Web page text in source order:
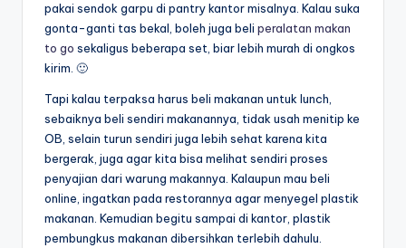
pakai sendok garpu di pantry kantor misalnya. Kalau suka
gonta-ganti tas bekal, boleh juga beli peralatan makan
to go sekaligus beberapa set, biar lebih murah di ongkos
kirim. 🙂
Tapi kalau terpaksa harus beli makanan untuk lunch,
sebaiknya beli sendiri makanannya, tidak usah menitip ke
OB, selain turun sendiri juga lebih sehat karena kita
bergerak, juga agar kita bisa melihat sendiri proses
penyajian dari warung makannya. Kalaupun mau beli
online, ingatkan pada restorannya agar menyegel plastik
makanan. Kemudian begitu sampai di kantor, plastik
pembungkus makanan dibersihkan terlebih dahulu.